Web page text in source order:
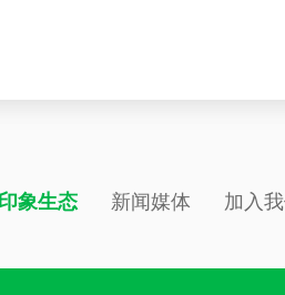
印象生态 新闻媒体 加入